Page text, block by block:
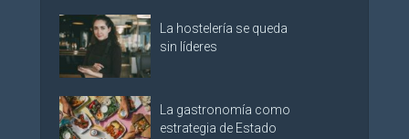
La hostelería se queda
sin líderes
La gastronomía como
estrategia de Estado